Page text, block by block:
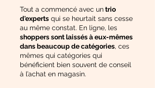
Tout a commencé avec untrio
d'experts qui se heurtait sans cesse
au même constat. En ligne, les
shoppers sont laissés à eux-mêmes
dans beaucoup de catégories, ces
mêmes qui catégories qui
bénéficient bien souvent de conseil
à l’achat en magasin.